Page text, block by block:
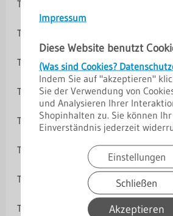
Impressum
Diese Website benutzt
(Was sind Cookies?
Indem Sie auf "akzeptieren"
Sie der Verwendung von
und Analysieren Ihrer
Shopinhalten zu. Sie können Ihr
Einverständnis jederzeit
Einstellungen
Schließen
Akzeptieren
Trapezprofil T35 DR D/W Polyester 25 µm
Trapezprofil T35 DR Purlak/Purmat 50 µm
Trapezprofil T35 DR Purlak/Purmat 50 µm
Trapezprofil T35 DR Polyester Matt-Grobkörnig 35 µm
Trapezprofil T35 DR Polyester Matt-Grobkörnig 35 µm
Trapezprofil T45 /333 Dach Polyester 25 µm